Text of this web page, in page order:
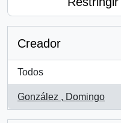
Creador
Todos
González , Domingo
, 1 resultados